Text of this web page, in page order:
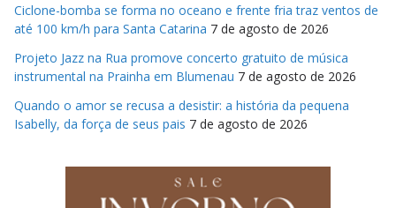
Ciclone-bomba se forma no oceano e frente fria traz ventos de
até 100 km/h para Santa Catarina 7 de agosto de 2026
Projeto Jazz na Rua promove concerto gratuito de música
instrumental na Prainha em Blumenau 7 de agosto de 2026
Quando o amor se recusa a desistir: a história da pequena
Isabelly, da força de seus pais 7 de agosto de 2026